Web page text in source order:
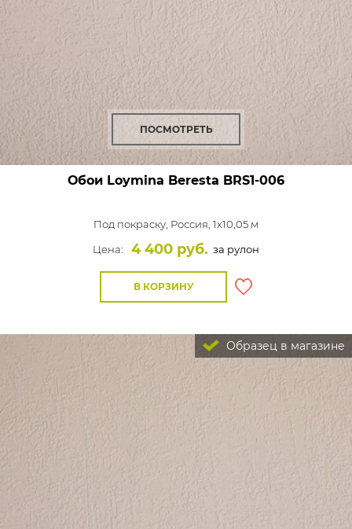
ПОСМОТРЕТЬ
Обои Loymina Beresta BRS1-006
Под покраску, Россия, 1x10,05 м
Цена:
4 400 руб. за рулон
В КОРЗИНУ
Образец в магазине